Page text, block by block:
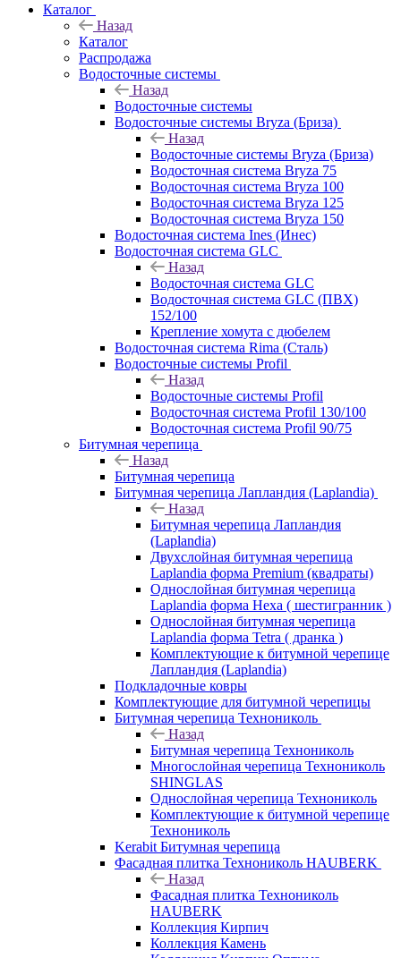
Каталог
Назад
Каталог
Распродажа
Водосточные системы
Назад
Водосточные системы
Водосточные системы Bryza (Бриза)
Назад
Водосточные системы Bryza (Бриза)
Водосточная система Bryza 75
Водосточная система Bryza 100
Водосточная система Bryza 125
Водосточная система Bryza 150
Водосточная система Ines (Инес)
Водосточная система GLC
Назад
Водосточная система GLC
Водосточная система GLC (ПВХ)
152/100
Крепление хомута с дюбелем
Водосточная система Rima (Сталь)
Водосточные системы Profil
Назад
Водосточные системы Profil
Водосточная система Profil 130/100
Водосточная система Profil 90/75
Битумная черепица
Назад
Битумная черепица
Битумная черепица Лапландия (Laplandia)
Назад
Битумная черепица Лапландия
(Laplandia)
Двухслойная битумная черепица
Laplandia форма Premium (квадраты)
Однослойная битумная черепица
Laplandia форма Hexa ( шестигранник )
Однослойная битумная черепица
Laplandia форма Tetra ( дранка )
Комплектующие к битумной черепице
Лапландия (Laplandia)
Подкладочные ковры
Комплектующие для битумной черепицы
Битумная черепица Технониколь
Назад
Битумная черепица Технониколь
Многослойная черепица Технониколь
SHINGLAS
Однослойная черепица Технониколь
Комплектующие к битумной черепице
Технониколь
Kerabit Битумная черепица
Фасадная плитка Технониколь HAUBERK
Назад
Фасадная плитка Технониколь
HAUBERK
Кол​лекция Кирпич
Кол​лекция Камень